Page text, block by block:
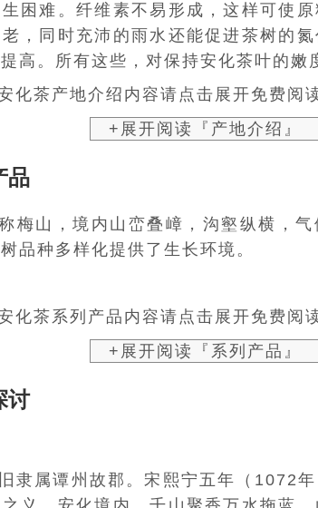
困难。纤维素不易形成，这样可使
，同时充沛的雨水还能促进茶树的
高。所有这些，对保持安化茶叶的嫩
化茶产地介绍内容请点击展开免费阅
+展开阅读『产地介绍』
品
梅山，境内山峦叠嶂，沟壑纵横，
品种多样化提供了生长环境。
化茶系列产品内容请点击展开免费阅
+展开阅读『系列产品』
讨
隶属谭州故郡。宋熙宁五年（1072年